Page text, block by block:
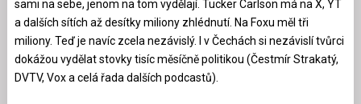
sami na sebe, jenom na tom vydělají. Tucker Carlson má na X, YT
a dalších sítích až desítky miliony zhlédnutí. Na Foxu měl tři
miliony. Teď je navíc zcela nezávislý. I v Čechách si nezávislí tvůrci
dokážou vydělat stovky tisíc měsíčně politikou (Čestmír Strakatý,
DVTV, Vox a celá řada dalších podcastů).